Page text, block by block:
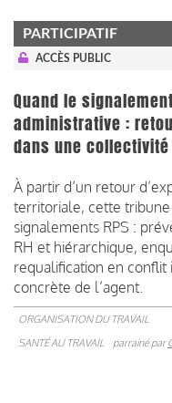
PARTICIPATIF
ACCÈS PUBLIC
Quand le
administrative :
dans une
À partir d’un retour
territoriale, cette
signalements RPS :
RH et hiérarchique,
requalification en
concrète de l’agent.
ORGANISATION DU TRAVAIL
SANTÉ AU TRAVAIL
parrainé par